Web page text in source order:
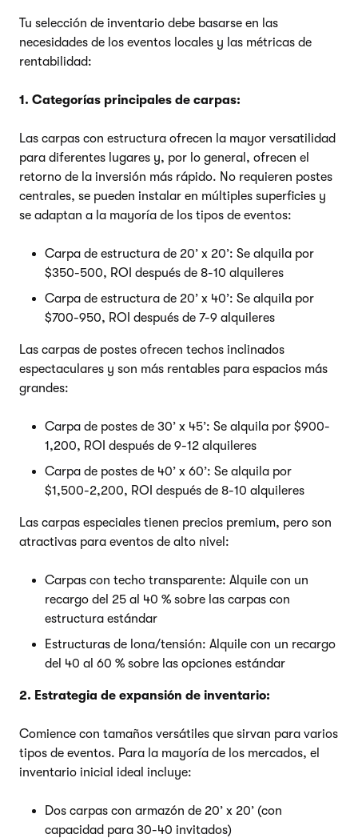
Tu selección de inventario debe basarse en las
necesidades de los eventos locales y las métricas de
rentabilidad:
1. Categorías principales de carpas:
Las carpas con estructura ofrecen la mayor versatilidad
para diferentes lugares y, por lo general, ofrecen el
retorno de la inversión más rápido. No requieren postes
centrales, se pueden instalar en múltiples superficies y
se adaptan a la mayoría de los tipos de eventos:
Carpa de estructura de 20’ x 20’: Se alquila por
$350-500, ROI después de 8-10 alquileres
Carpa de estructura de 20’ x 40’: Se alquila por
$700-950, ROI después de 7-9 alquileres
Las carpas de postes ofrecen techos inclinados
espectaculares y son más rentables para espacios más
grandes:
Carpa de postes de 30’ x 45’: Se alquila por $900-
1,200, ROI después de 9-12 alquileres
Carpa de postes de 40’ x 60’: Se alquila por
$1,500-2,200, ROI después de 8-10 alquileres
Las carpas especiales tienen precios premium, pero son
atractivas para eventos de alto nivel:
Carpas con techo transparente: Alquile con un
recargo del 25 al 40 % sobre las carpas con
estructura estándar
Estructuras de lona/tensión: Alquile con un recargo
del 40 al 60 % sobre las opciones estándar
2. Estrategia de expansión de inventario:
Comience con tamaños versátiles que sirvan para varios
tipos de eventos. Para la mayoría de los mercados, el
inventario inicial ideal incluye:
Dos carpas con armazón de 20’ x 20’ (con
capacidad para 30-40 invitados)